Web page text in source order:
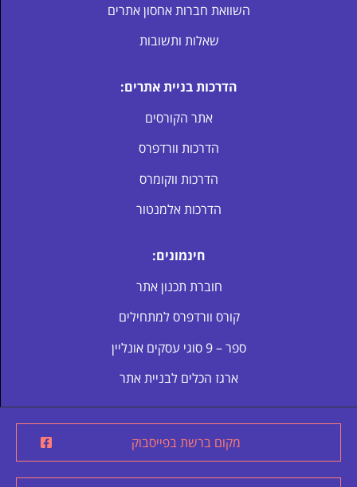
השוואת חברות אחסון אתרים
שאלות ותשובות
הדרכות בניית אתרים:
אתר הקורסים
הדרכות וורדפרס
הדרכות ווקומרס
הדרכות אלמנטור
חינמונים:
חוברת תכנון אתר
קורס וורדפרס למתחילים
ספר – 9 סוגי עסקים אונליין
ארגז הכלים לבניית אתר
מקום ברשת בפייסבוק